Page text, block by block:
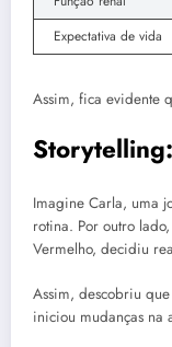
Expectativa de vida
Assim, fica evidente
Imagine Carla, uma
rotina. Por outro
Vermelho, decidiu
Assim, descobriu
iniciou mudanças na